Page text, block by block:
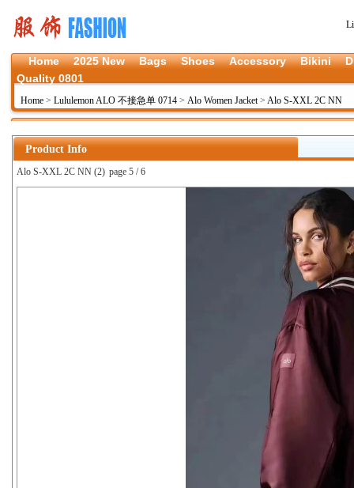
Home 2025 New Bags Shoes Accessory Bikini
Quality 0801
Home > Lululemon ALO 不接急单 0714 > Alo Women Jacket> Alo S-XXL 2C NN
Product Info
Alo S-XXL 2C NN (2) page 5 / 6
上一张